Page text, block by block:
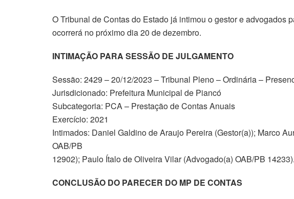
O Tribunal de Contas do Estado já intimou o gestor e advogados
ocorrerá no próximo dia 20 de dezembro.
INTIMAÇÃO PARA SESSÃO DE JULGAMENTO
Sessão: 2429 – 20/12/2023 – Tribunal Pleno – Ordinária –
Jurisdicionado: Prefeitura Municipal de Piancó
Subcategoria: PCA – Prestação de Contas Anuais
Exercício: 2021
Intimados: Daniel Galdino de Araujo Pereira (Gestor(a)); Marco
OAB/PB
12902); Paulo Ítalo de Oliveira Vilar (Advogado(a) OAB/PB 14233).
CONCLUSÃO DO PARECER DO MP DE CONTAS